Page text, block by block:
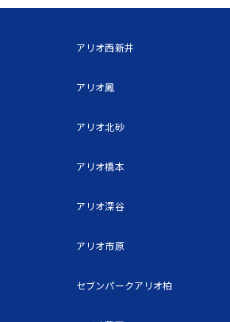
アリオ西新井
アリオ鳳
アリオ北砂
アリオ橋本
アリオ深谷
アリオ市原
セブンパークアリオ柏